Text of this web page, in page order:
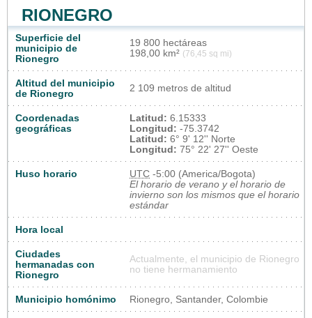
RIONEGRO
Superficie del
municipio de
Rionegro
19 800 hectáreas
198,00 km² (76,45 sq mi)
Altitud del municipio
de Rionegro
2 109 metros de altitud
Coordenadas
geográficas
Latitud: 6.15333
Longitud: -75.3742
Latitud: 6° 9' 12'' Norte
Longitud: 75° 22' 27'' Oeste
Huso horario UTC -5:00 (America/Bogota)
El horario de verano y el horario de
invierno son los mismos que el horario
estándar
Hora local
Ciudades
hermanadas con
Rionegro
Actualmente, el municipio de Rionegro
no tiene hermanamiento
Municipio homónimo Rionegro, Santander, Colombie